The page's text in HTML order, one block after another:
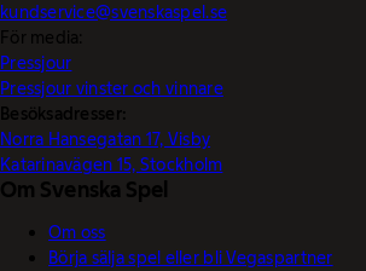
kundservice@svenskaspel.se
För media:
Pressjour
Pressjour vinster och vinnare
Besöksadresser:
Norra Hansegatan 17, Visby
Katarinavägen 15, Stockholm
Om Svenska Spel
Om oss
Börja sälja spel eller bli Vegaspartner